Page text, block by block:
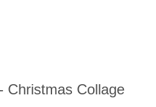
Christmas Collage